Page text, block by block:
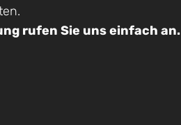
rufen Sie uns einfach an.